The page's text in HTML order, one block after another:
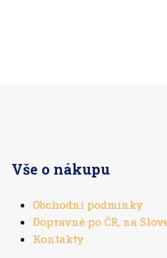
Vše o nákupu
Obchodní podmínky
Dopravné po ČR, na
Kontakty